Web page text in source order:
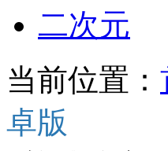
二次元
当前位置：
卓版